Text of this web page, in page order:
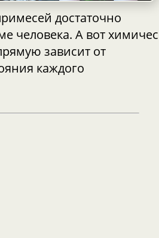
достаточно
человека. А вот
каждого